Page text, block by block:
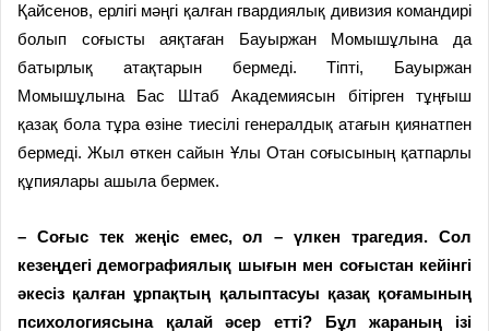
Қайсенов, ерлігі мәңгі қалған гвардиялық дивизия командирі
болып соғысты аяқтаған Бауыржан Момышұлына да
батырлық атақтарын бермеді. Тіпті, Бауыржан
Момышұлына Бас Штаб Академиясын бітірген тұңғыш
қазақ бола тұра өзіне тиесілі генералдық атағын қиянатпен
бермеді. Жыл өткен сайын Ұлы Отан соғысының қатпарлы
құпиялары ашыла бермек.
– Соғыс тек жеңіс емес, ол – үлкен трагедия. Сол
кезеңдегі демографиялық шығын мен соғыстан кейінгі
әкесіз қалған ұрпақтың қалыптасуы қазақ қоғамының
психологиясына қалай әсер етті? Бұл жараның ізі